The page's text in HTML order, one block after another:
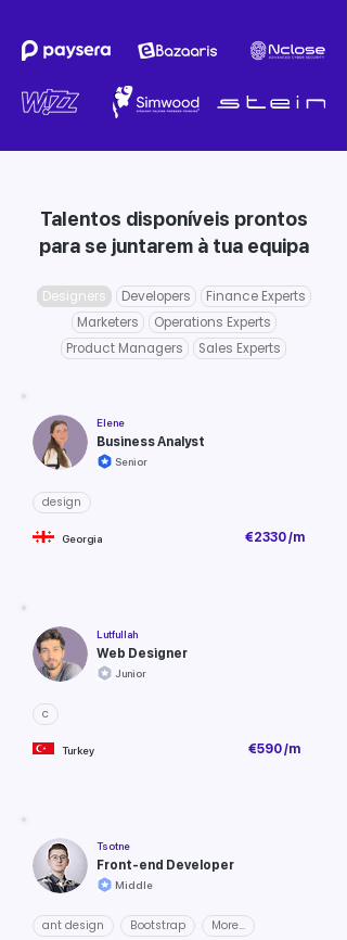
Talentos disponíveis prontos
para se juntarem à tua equipa
Designers Developers
Finance Experts
Marketers
Operations Experts
Product Managers
Sales Experts
Elene
Business Analyst
Senior
design
Georgia €2330 /m
Lutfullah
Web Designer
Junior
c
Turkey €590 /m
Tsotne
Front-end Developer
Middle
ant design Bootstrap More...